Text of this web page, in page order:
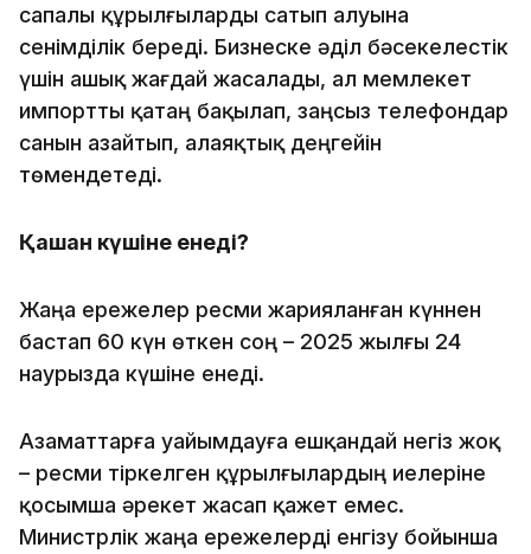
сапалы құрылғыларды сатып алуына
сенімділік береді. Бизнеске әділ бәсекелестік
үшін ашық жағдай жасалады, ал мемлекет
импортты қатаң бақылап, заңсыз телефондар
санын азайтып, алаяқтық деңгейін
төмендетеді.
Қашан күшіне енеді?
Жаңа ережелер ресми жарияланған күннен
бастап 60 күн өткен соң – 2025 жылғы 24
наурызда күшіне енеді.
Азаматтарға уайымдауға ешқандай негіз жоқ
– ресми тіркелген құрылғылардың иелеріне
қосымша әрекет жасап қажет емес.
Министрлік жаңа ережелерді енгізу бойынша